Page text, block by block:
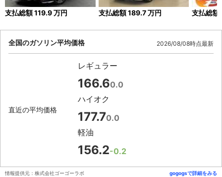
支払総額119.9万円 支払総額189.7万円 支払総額
全国のガソリン平均価格 2026/08/08時点最新
直近の平均価格
レギュラー
166.60.0
ハイオク
177.70.0
軽油
156.2-0.2
情報提供元：株式会社ゴーゴーラボ gogogsで詳細をみる